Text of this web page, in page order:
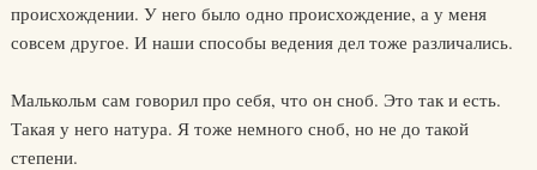
происхождении. У него было одно происхождение, а у меня
совсем другое. И наши способы ведения дел тоже различались.
Малькольм сам говорил про себя, что он сноб. Это так и есть.
Такая у него натура. Я тоже немного сноб, но не до такой
степени.